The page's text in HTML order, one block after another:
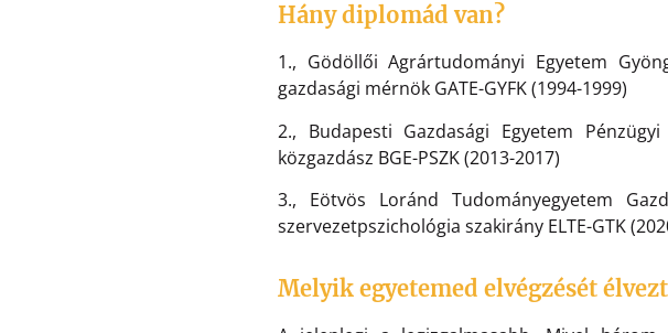
Hány diplomád van?
1., Gödöllői Agrártudományi Egyetem
gazdasági mérnök GATE-GYFK (1994-1999)
2., Budapesti Gazdasági Egyetem
közgazdász BGE-PSZK (2013-2017)
3., Eötvös Loránd Tudományegyetem
szervezetpszichológia szakirány ELTE-GTK
Melyik egyetemed elvégzését